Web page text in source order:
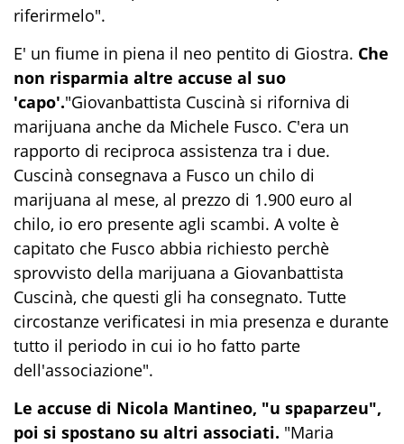
riferirmelo".
E' un fiume in piena il neo pentito di Giostra. Che
non risparmia altre accuse al suo
'capo'."Giovanbattista Cuscinà si riforniva di
marijuana anche da Michele Fusco. C'era un
rapporto di reciproca assistenza tra i due.
Cuscinà consegnava a Fusco un chilo di
marijuana al mese, al prezzo di 1.900 euro al
chilo, io ero presente agli scambi. A volte è
capitato che Fusco abbia richiesto perchè
sprovvisto della marijuana a Giovanbattista
Cuscinà, che questi gli ha consegnato. Tutte
circostanze verificatesi in mia presenza e durante
tutto il periodo in cui io ho fatto parte
dell'associazione".
Le accuse di Nicola Mantineo, "u spaparzeu",
poi si spostano su altri associati. "Maria